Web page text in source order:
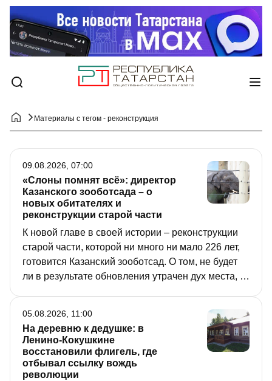
Материалы с тегом - реконструкция
«Слоны помнят всё»: директор
Казанского зооботсада – о
новых обитателях и
реконструкции старой части
К новой главе в своей истории – реконструкции
старой части, которой ни много ни мало 226 лет,
готовится Казанский зооботсад. О том, не будет
ли в результате обновления утрачен дух места, а
ест крокодил, рассказала в интервью «РТ»
директор зооботсада Асия Гиззатуллина.
09.08.2026, 07:00
На деревню к дедушке: в
Ленино-Кокушкине
восстановили флигель, где
отбывал ссылку вождь
революции
05.08.2026, 11:00